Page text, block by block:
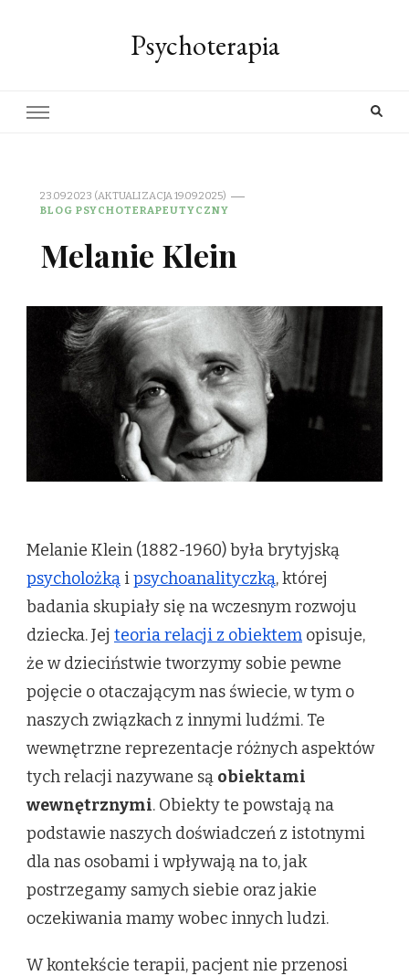
Psychoterapia
23.09.2023 (AKTUALIZACJA 19.09.2025)
BLOG PSYCHOTERAPEUTYCZNY
Melanie Klein
Melanie Klein (1882-1960) była brytyjską
psycholożką ipsychoanalityczką, której
badania skupiały się na wczesnym rozwoju
dziecka. Jej teoria relacji z obiektem opisuje,
że w dzieciństwie tworzymy sobie pewne
pojęcie o otaczającym nas świecie, w tym o
naszych związkach z innymi ludźmi. Te
wewnętrzne reprezentacje różnych aspektów
tych relacji nazywane są obiektami
wewnętrznymi. Obiekty te powstają na
podstawie naszych doświadczeń z istotnymi
dla nas osobami i wpływają na to, jak
postrzegamy samych siebie oraz jakie
oczekiwania mamy wobec innych ludzi.
W kontekście terapii, pacjent nie przenosi